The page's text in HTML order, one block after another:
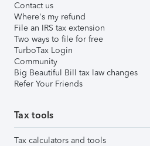
Contact us
Where's my refund
File an IRS tax extension
Two ways to file for free
TurboTax Login
Community
Big Beautiful Bill tax law changes
Refer Your Friends
Tax tools
Tax calculators and tools